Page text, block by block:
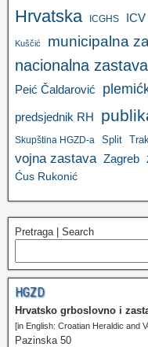
Hrvatska ICGHS ICV
Kuščić municipalna
nacionalna zastava
Peić Čaldarović
predsjednik RH
Skupština HGZD-a Split
vojna zastava Zagreb
Ćus Rukonić
Pretraga | Search
HGZD
Hrvatsko grboslovno i
[in English: Croatian Heraldic and
Pazinska 50